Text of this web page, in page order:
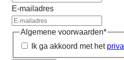
E-mailadres
Algemene voorwaarden*
Ik ga akkoord met het